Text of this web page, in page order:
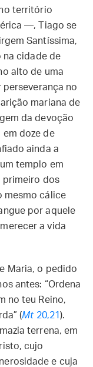
território
—, Tiago se
Santíssima,
na cidade de
alto de uma
no
mariana de
da devoção
em doze de
ainda a
templo em
primeiro dos
mesmo cálice
por aquele
a vida
Maria, o pedido
antes: “Ordena
no teu Reino,
(Mt20,21).
terrena, em
cujo
e cuja